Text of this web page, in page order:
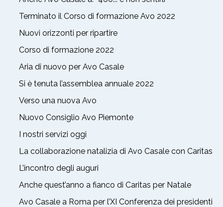
Terminato il Corso di formazione Avo 2022
Nuovi orizzonti per ripartire
Corso di formazione 2022
Aria di nuovo per Avo Casale
Si è tenuta l’assemblea annuale 2022
Verso una nuova Avo
Nuovo Consiglio Avo Piemonte
I nostri servizi oggi
La collaborazione natalizia di Avo Casale con Caritas
L’incontro degli auguri
Anche quest’anno a fianco di Caritas per Natale
Avo Casale a Roma per l’XI Conferenza dei presidenti